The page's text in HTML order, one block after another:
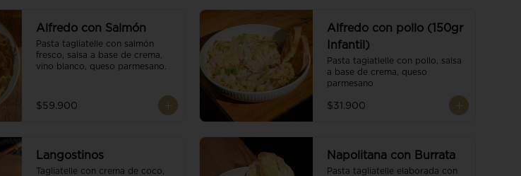
Alfredo con Salmón
Pasta tagliatelle con salmón
fresco, salsa a base de crema,
vino blanco, queso parmesano.
$59.900
Alfredo con pollo (150gr
Infantil)
Pasta tagiatlelle con pollo, salsa
a base de crema, queso
parmesano
$31.900
Langostinos
Tagliatelle con crema de coco,
Napolitana con Burrata
Pasta tagliatelle elaborada con